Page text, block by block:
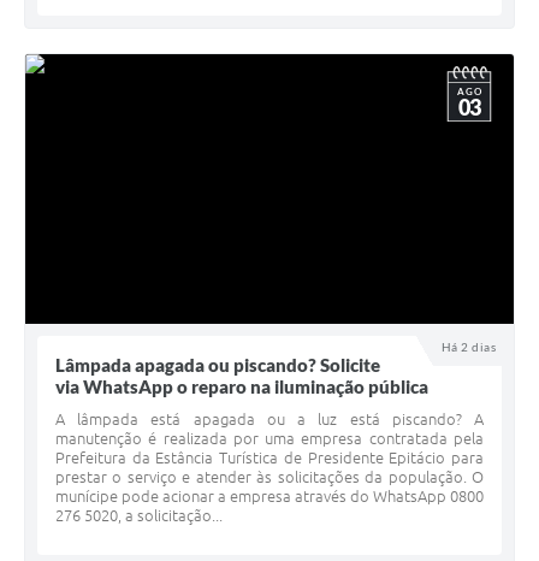
Há 2 dias
AGO
03
Lâmpada apagada ou piscando? Solicite
via WhatsApp o reparo na iluminação pública
A lâmpada está apagada ou a luz está piscando? A
manutenção é realizada por uma empresa contratada pela
Prefeitura da Estância Turística de Presidente Epitácio para
prestar o serviço e atender às solicitações da população. O
munícipe pode acionar a empresa através do WhatsApp 0800
276 5020, a solicitação...